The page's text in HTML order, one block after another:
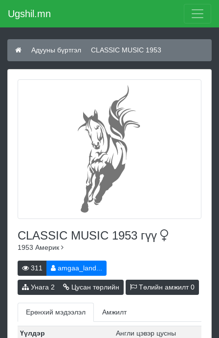
Ugshil.mn
Адууны бүртгэл CLASSIC MUSIC 1953
CLASSIC MUSIC 1953 гүү
1953 Америк
311 amgaa_land...
Унага 2 Цусан төрлийн Төлийн амжилт0
Ерөнхий мэдээлэл Амжилт
Үүлдэр
Англи цэвэр цусны